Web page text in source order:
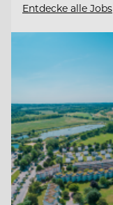
Entdecke alle Jobs